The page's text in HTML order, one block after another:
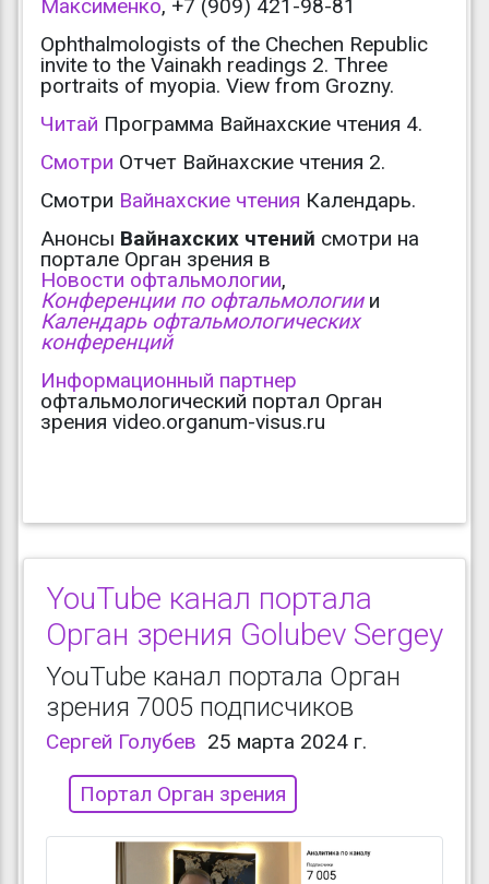
Максименко, +7 (909) 421-98-81
Ophthalmologists of the Chechen Republic
invite to the Vainakh readings 2. Three
portraits of myopia. View from Grozny.
Читай Программа Вайнахские чтения 4.
Смотри Отчет Вайнахские чтения 2.
Смотри Вайнахские чтения Календарь.
Анонсы Вайнахских чтений смотри на
портале Орган зрения в
Новости офтальмологии,
Конференции по офтальмологиии
Календарь офтальмологических
конференций
Информационный партнер
офтальмологический портал Орган
зрения video.organum-visus.ru
YouTube канал портала
Орган зрения Golubev Sergey
YouTube канал портала Орган
зрения 7005 подписчиков
Сергей Голубев 25 марта 2024 г.
Портал Орган зрения